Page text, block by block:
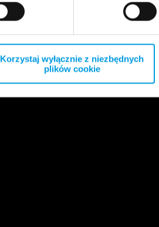
Korzystaj wyłącznie z niezbędnych
plików cookie